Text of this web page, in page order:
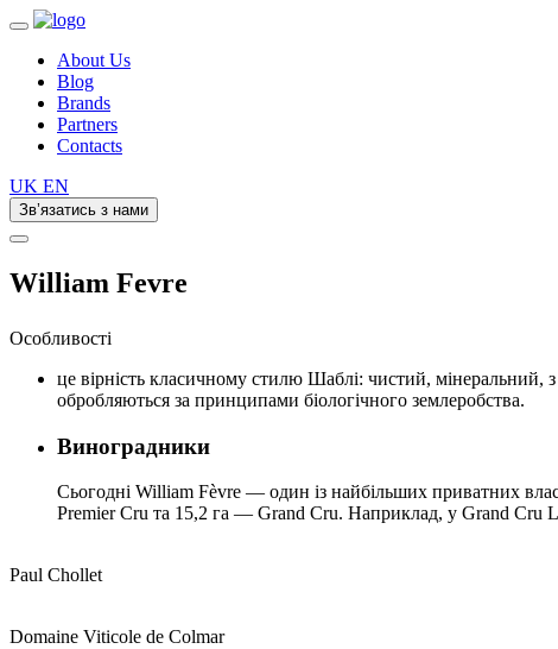
About Us
Blog
Brands
Partners
Contacts
UK EN
Зв’язатись з нами
William Fevre
Особливості
це вірність класичному стилю Шаблі: чистий,
обробляються за принципами біологічного землеробства.
Виноградники
Сьогодні William Fèvre — один із найбільших приватних
Premier Cru та 15,2 га — Grand Cru. Наприклад, у Grand Cru
Paul Chollet
Domaine Viticole de Colmar